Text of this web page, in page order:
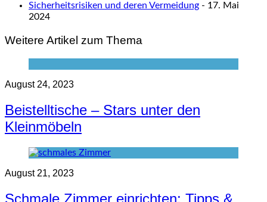
Sicherheitsrisiken und deren Vermeidung - 17. Mai
2024
Weitere Artikel zum Thema
August 24, 2023
Beistelltische – Stars unter den
Kleinmöbeln
August 21, 2023
Schmale Zimmer einrichten: Tipps &